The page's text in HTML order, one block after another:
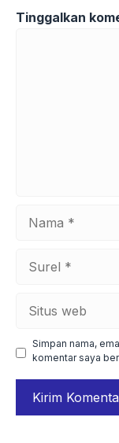
Tinggalkan
web
Simpan nama,
komentar saya